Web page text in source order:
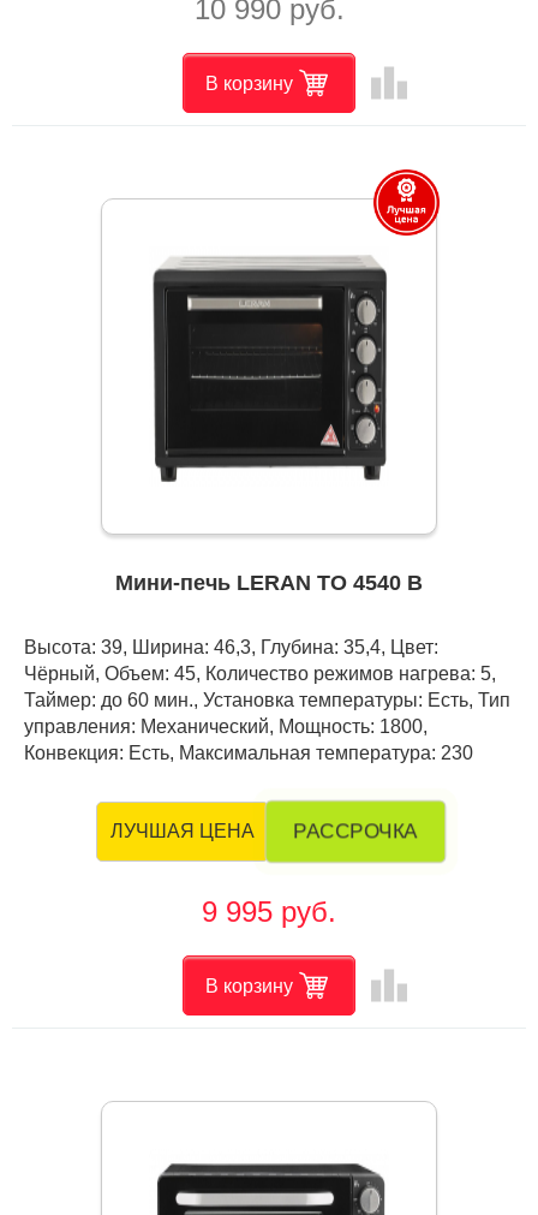
10 990 руб.
В корзину leaderboard
Мини-печь LERAN TO 4540 B
Высота: 39, Ширина: 46,3, Глубина: 35,4, Цвет:
Чёрный, Объем: 45, Количество режимов нагрева: 5,
Таймер: до 60 мин., Установка температуры: Есть, Тип
управления: Механический, Мощность: 1800,
Конвекция: Есть, Максимальная температура: 230
ЛУЧШАЯ ЦЕНА РАССРОЧКА
9 995 руб.
В корзину leaderboard